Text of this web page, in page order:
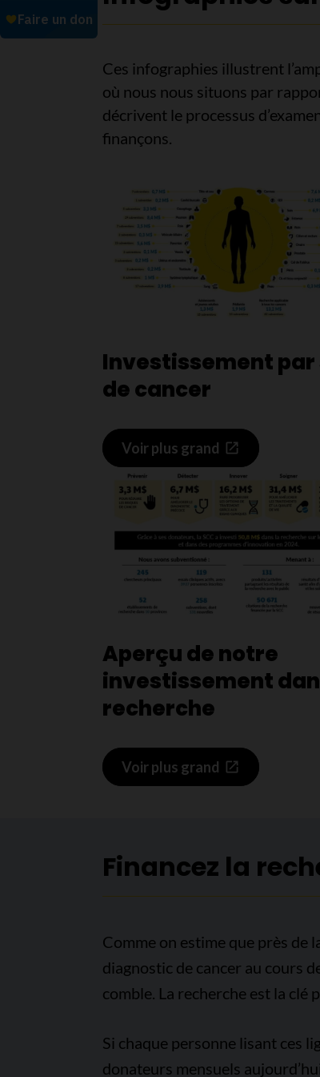
Ces infographies illustrent
où nous nous situons par
décrivent le processus
finançons.
Investissement
de cancer
Voir plus grand
Aperçu de notre
investissement
recherche
Voir plus grand
Financez la
Comme on estime que près de
diagnostic de cancer au cours
comble. La recherche est la clé
Si chaque personne lisant ces
donateurs mensuels